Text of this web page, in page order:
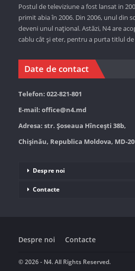
Postul de televiziune a fost lansat in
primit abia în 2006. Din 2006, unul din
deveni unul național. Astăzi, N4 are
cablu cât și eter, pentru a purta titlul de
Date de contact
Telefon: 022-821-801
E-mail: office@n4.md
Adresa: str. Șoseaua Hînceşti 38b,
Chișinău, Republica Moldova, MD-
Despre noi
Contacte
Despre noi Contacte
© 2026 - N4. All Rights Reserved.